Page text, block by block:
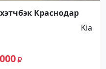
Краснодар
Kia